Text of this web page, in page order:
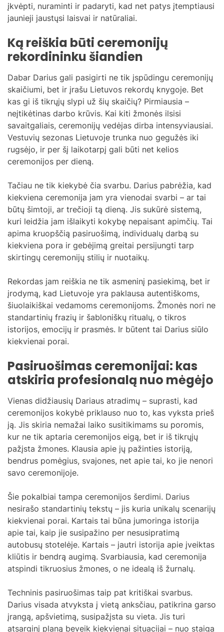
įkvėpti, nuraminti ir padaryti, kad net patys įtemptiausi
jaunieji jaustųsi laisvai ir natūraliai.
Ką reiškia būti ceremonijų
rekordininku šiandien
Dabar Darius gali pasigirti ne tik įspūdingu ceremonijų
skaičiumi, bet ir įrašu Lietuvos rekordų knygoje. Bet
kas gi iš tikrųjų slypi už šių skaičių? Pirmiausia –
neįtikėtinas darbo krūvis. Kai kiti žmonės ilsisi
savaitgaliais, ceremonijų vedėjas dirba intensyviausiai.
Vestuvių sezonas Lietuvoje trunka nuo gegužės iki
rugsėjo, ir per šį laikotarpį gali būti net kelios
ceremonijos per dieną.
Tačiau ne tik kiekybė čia svarbu. Darius pabrėžia, kad
kiekviena ceremonija jam yra vienodai svarbi – ar tai
būtų šimtoji, ar trečioji tą dieną. Jis sukūrė sistemą,
kuri leidžia jam išlaikyti kokybę nepaisant apimčių. Tai
apima kruopščią pasiruošimą, individualų darbą su
kiekviena pora ir gebėjimą greitai persijungti tarp
skirtingų ceremonijų stilių ir nuotaikų.
Rekordas jam reiškia ne tik asmeninį pasiekimą, bet ir
įrodymą, kad Lietuvoje yra paklausa autentiškoms,
šiuolaikiškai vedamoms ceremonijoms. Žmonės nori ne
standartinių frazių ir šabloniškų ritualų, o tikros
istorijos, emocijų ir prasmės. Ir būtent tai Darius siūlo
kiekvienai porai.
Pasiruošimas ceremonijai: kas
atskiria profesionalą nuo mėgėjo
Vienas didžiausių Dariaus atradimų – suprasti, kad
ceremonijos kokybė priklauso nuo to, kas vyksta prieš
ją. Jis skiria nemažai laiko susitikimams su poromis,
kur ne tik aptaria ceremonijos eigą, bet ir iš tikrųjų
pažįsta žmones. Klausia apie jų pažinties istoriją,
bendrus pomėgius, svajones, net apie tai, ko jie nenori
savo ceremonijoje.
Šie pokalbiai tampa ceremonijos šerdimi. Darius
nesirašo standartinių tekstų – jis kuria unikalų scenarijų
kiekvienai porai. Kartais tai būna jumoringa istorija
apie tai, kaip jie susipažino per nesusipratimą
autobusų stotelėje. Kartais – jautri istorija apie įveiktas
kliūtis ir bendrą augimą. Svarbiausia, kad ceremonija
atspindi tikruosius žmones, o ne idealą iš žurnalų.
Techninis pasiruošimas taip pat kritiškai svarbus.
Darius visada atvyksta į vietą anksčiau, patikrina garso
įrangą, apšvietimą, susipažįsta su vieta. Jis turi
atsarginį planą beveik kiekvienai situacijai – nuo staiga